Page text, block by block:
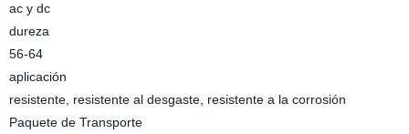
ac y dc
dureza
56-64
aplicación
resistente, resistente al desgaste, resistente a la corrosión
Paquete de Transporte